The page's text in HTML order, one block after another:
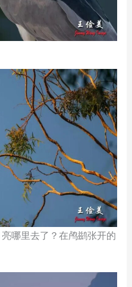
哪里去了？在鸬鹚张开的